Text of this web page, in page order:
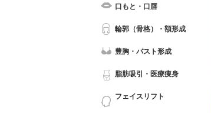
口もと・口唇
輪郭（骨格）・額形成
豊胸・バスト形成
脂肪吸引・医療痩身
フェイスリフト